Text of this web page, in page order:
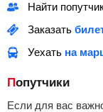
Найти
Заказать
Уехать на
Попутчики
Если для вас